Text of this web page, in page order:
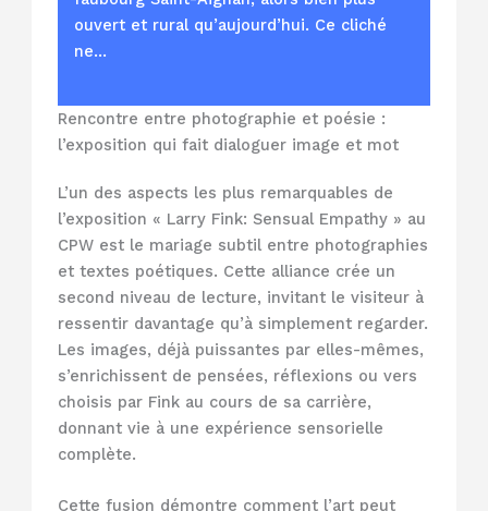
ouvert et rural qu’aujourd’hui. Ce cliché
ne…
Rencontre entre photographie et poésie :
l’exposition qui fait dialoguer image et mot
L’un des aspects les plus remarquables de
l’exposition « Larry Fink: Sensual Empathy » au
CPW est le mariage subtil entre photographies
et textes poétiques. Cette alliance crée un
second niveau de lecture, invitant le visiteur à
ressentir davantage qu’à simplement regarder.
Les images, déjà puissantes par elles-mêmes,
s’enrichissent de pensées, réflexions ou vers
choisis par Fink au cours de sa carrière,
donnant vie à une expérience sensorielle
complète.
Cette fusion démontre comment l’art peut